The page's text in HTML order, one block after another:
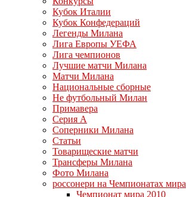
Кубок Италии
Кубок Конфедераций
Легенды Милана
Лига Европы УЕФА
Лига чемпионов
Лучшие матчи Милана
Матчи Милана
Национальные сборные
Не футбольный Милан
Примавера
Серия А
Соперники Милана
Статьи
Товарищеские матчи
Трансферы Милана
Фото Милана
россонери на Чемпионатах мира
Чемпионат мира 2010